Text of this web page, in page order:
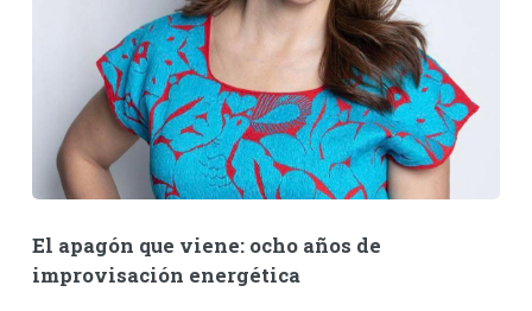
El apagón que viene: ocho años de
improvisación energética